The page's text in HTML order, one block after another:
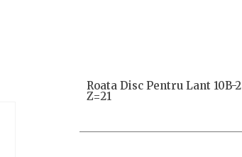
Roata Disc Pentru Lant 10B-2
Z=21